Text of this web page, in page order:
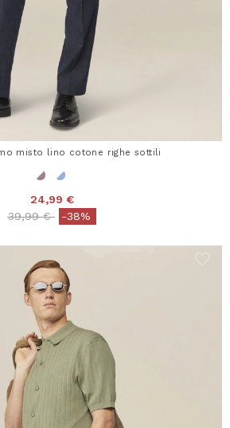
misto lino cotone righe sottili
24,99 €
Price reduced from
39,99 €to-38%